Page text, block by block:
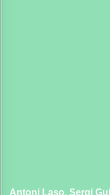
Antoni Laso, Sergi